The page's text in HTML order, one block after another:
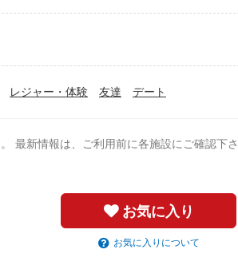
レジャー・体験 友達 デート
最新情報は、ご利用前に各施設にご確認下さ
お気に入り
お気に入りについて